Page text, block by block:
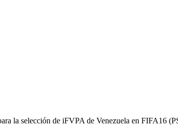
la selección de iFVPA de Venezuela en FIFA16